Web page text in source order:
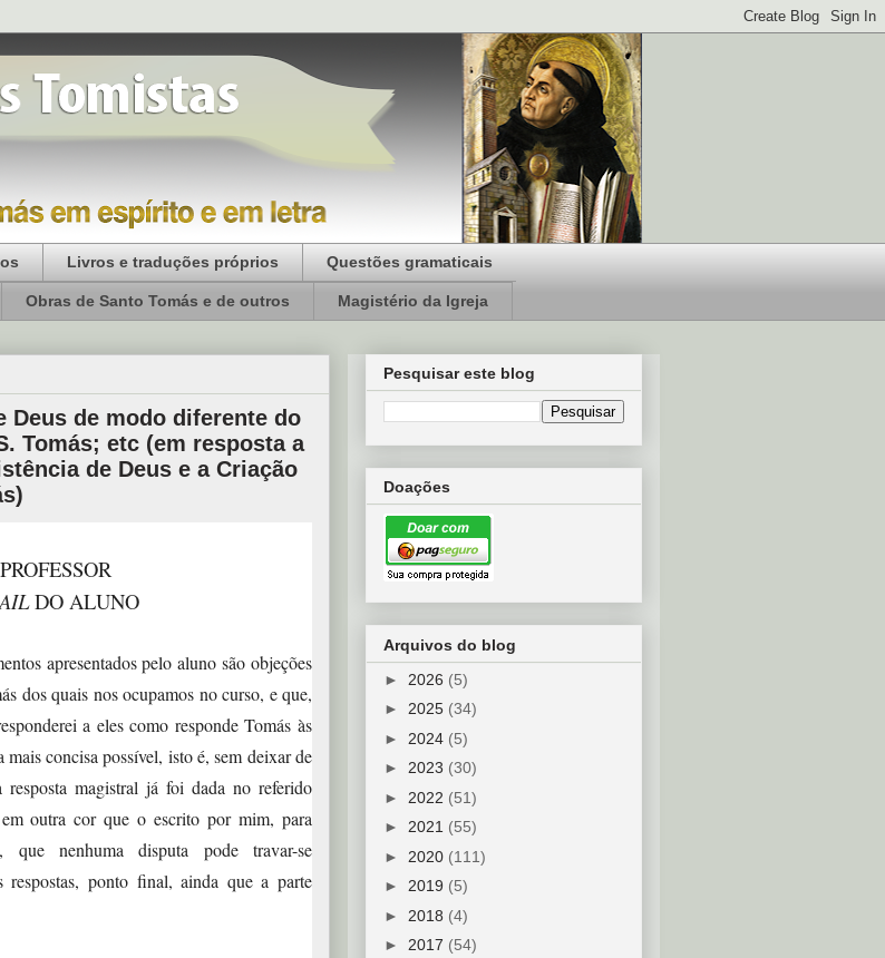
Livros e traduções próprios Questões gramaticais
Obras de Santo Tomás e de outros Magistério da Igreja
Deus de modo diferente do
Tomás; etc (em resposta a
de Deus e a Criação
DO ALUNO
apresentados pelo aluno são objeções
dos quais nos ocupamos no curso, e que,
a eles como responde Tomás às
mais concisa possível, isto é, sem deixar de
magistral já foi dada no referido
outra cor que o escrito por mim, para
nenhuma disputa pode travar-se
respostas, ponto final, ainda que a parte
Pesquisar este blog
Doações
Arquivos do blog
► 2026 (5)
► 2025 (34)
► 2024 (5)
► 2023 (30)
► 2022 (51)
► 2021 (55)
► 2020 (111)
► 2019 (5)
► 2018 (4)
► 2017 (54)